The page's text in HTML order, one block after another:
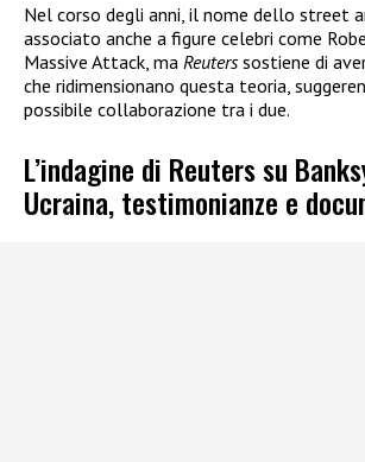
Nel corso degli anni, il nome dello street
associato anche a figure celebri come
Massive Attack, ma Reuterssostiene di
che ridimensionano questa teoria,
possibile collaborazione tra i due.
L’indagine di Reuters su
Ucraina, testimonianze e